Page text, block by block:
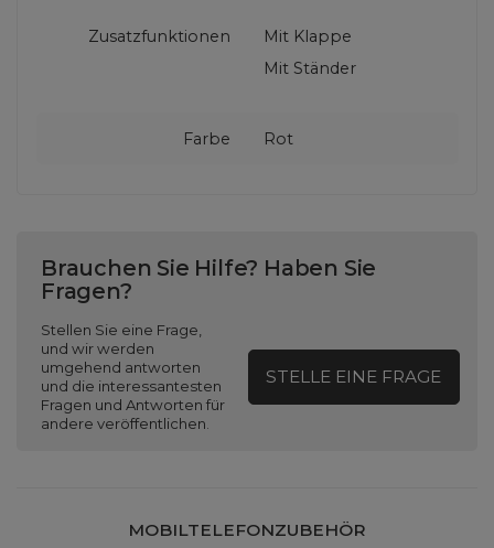
Zusatzfunktionen
Mit Klappe
Mit Ständer
Farbe Rot
Brauchen Sie Hilfe? Haben Sie
Fragen?
Stellen Sie eine Frage,
und wir werden
umgehend antworten
und die interessantesten
Fragen und Antworten für
andere veröffentlichen.
STELLE EINE FRAGE
MOBILTELEFONZUBEHÖR